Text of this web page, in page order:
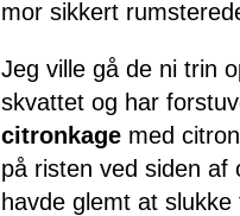
mor sikkert
Jeg ville gå de ni trin
skvattet og har
citronkage med
på risten ved siden
havde glemt at